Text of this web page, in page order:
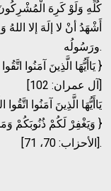
كُلِّهِ وَلَوْ كَرِهَ
أَشْهَدُ أنْ لا إلَهَ إلا
ورَسُولُه.
[آل عمران: 102]
وَيَغْفِرْ لَكُمْ ذُنُوبَكُمْ
[الأحزاب: 70، 71].